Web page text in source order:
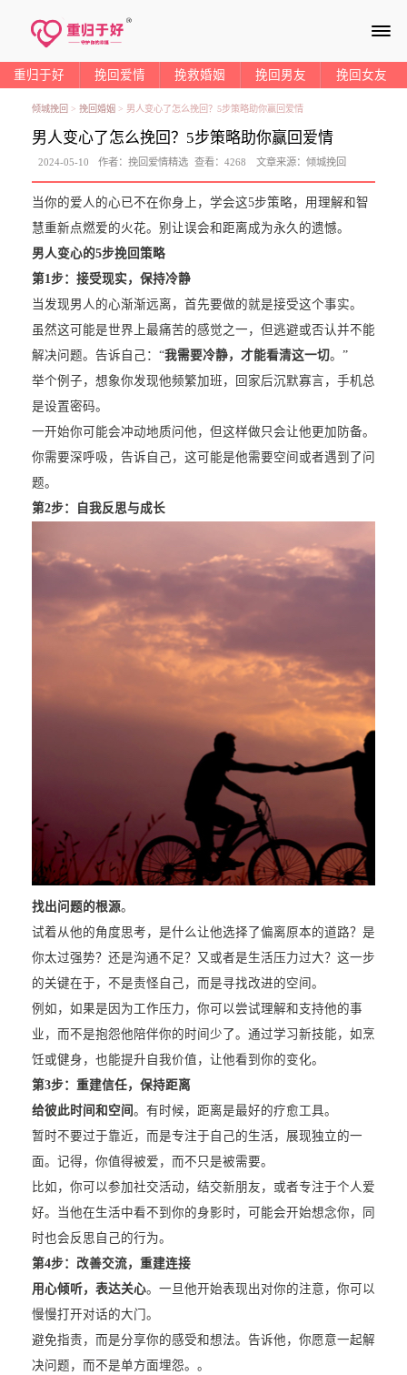
≡
重归于好 挽回爱情 挽救婚姻 挽回男友 挽回女友
倾城挽回 > 挽回婚姻 > 男人变心了怎么挽回？5步策略助你赢回爱情
男人变心了怎么挽回？5步策略助你赢回爱情
2024-05-10 作者：挽回爱情精选 查看：4268 文章来源： 倾城挽回
当你的爱人的心已不在你身上，学会这5步策略，用理解和智
慧重新点燃爱的火花。别让误会和距离成为永久的遗憾。
男人变心的5步挽回策略
第1步： 接受现实，保持冷静
当发现男人的心渐渐远离，首先要做的就是接受这个事实。
虽然这可能是世界上最痛苦的感觉之一，但逃避或否认并不能
解决问题。告诉自己：“我需要冷静，才能看清这一切。”
举个例子，想象你发现他频繁加班，回家后沉默寡言，手机总
是设置密码。
一开始你可能会冲动地质问他，但这样做只会让他更加防备。
你需要深呼吸，告诉自己，这可能是他需要空间或者遇到了问
题。
第2步：
自我反思与成长
找出问题的根源。
试着从他的角度思考，是什么让他选择了偏离原本的道路？是
你太过强势？还是沟通不足？又或者是生活压力过大？这一步
的关键在于，不是责怪自己，而是寻找改进的空间。
例如，如果是因为工作压力，你可以尝试理解和支持他的事
业，而不是抱怨他陪伴你的时间少了。通过学习新技能，如烹
饪或健身，也能提升自我价值，让他看到你的变化。
第3步： 重建信任，保持距离
给彼此时间和空间 。有时候，距离是最好的疗愈工具。
暂时不要过于靠近，而是专注于自己的生活，展现独立的一
面。记得，你值得被爱，而不只是被需要。
比如，你可以参加社交活动，结交新朋友，或者专注于个人爱
好。当他在生活中看不到你的身影时，可能会开始想念你，同
时也会反思自己的行为。
第4步： 改善交流，重建连接
用心倾听，表达关心。一旦他开始表现出对你的注意，你可以
慢慢打开对话的大门。
避免指责，而是分享你的感受和想法。告诉他，你愿意一起解
决问题，而不是单方面埋怨。。